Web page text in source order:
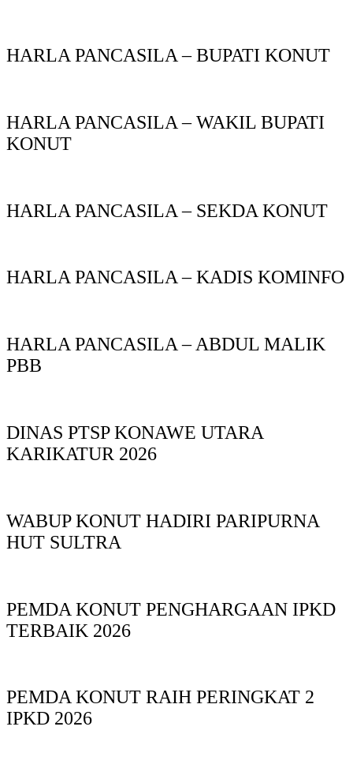
HARLA PANCASILA – BUPATI KONUT
HARLA PANCASILA – WAKIL BUPATI
KONUT
HARLA PANCASILA – SEKDA KONUT
HARLA PANCASILA – KADIS KOMINFO
HARLA PANCASILA – ABDUL MALIK
PBB
DINAS PTSP KONAWE UTARA
KARIKATUR 2026
WABUP KONUT HADIRI PARIPURNA
HUT SULTRA
PEMDA KONUT PENGHARGAAN IPKD
TERBAIK 2026
PEMDA KONUT RAIH PERINGKAT 2
IPKD 2026